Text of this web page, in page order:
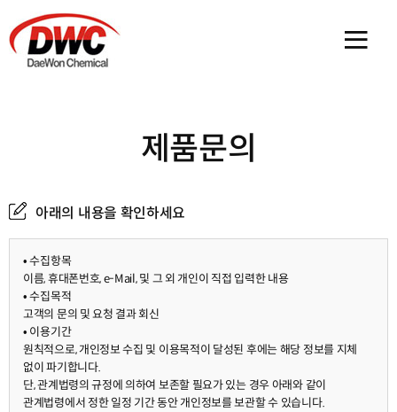
제품문의
아래의 내용을 확인하세요
• 수집항목
이름, 휴대폰번호, e-Mail, 및 그 외 개인이 직접 입력한 내용
• 수집목적
고객의 문의 및 요청 결과 회신
• 이용기간
원칙적으로, 개인정보 수집 및 이용목적이 달성된 후에는 해당 정보를 지체
없이 파기합니다.
단, 관계법령의 규정에 의하여 보존할 필요가 있는 경우 아래와 같이
관계법령에서 정한 일정 기간 동안 개인정보를 보관할 수 있습니다.